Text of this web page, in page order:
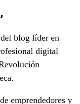
blog líder en
digital
emprendedores y